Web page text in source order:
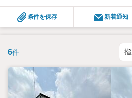
条件を保存 新着通知
6件